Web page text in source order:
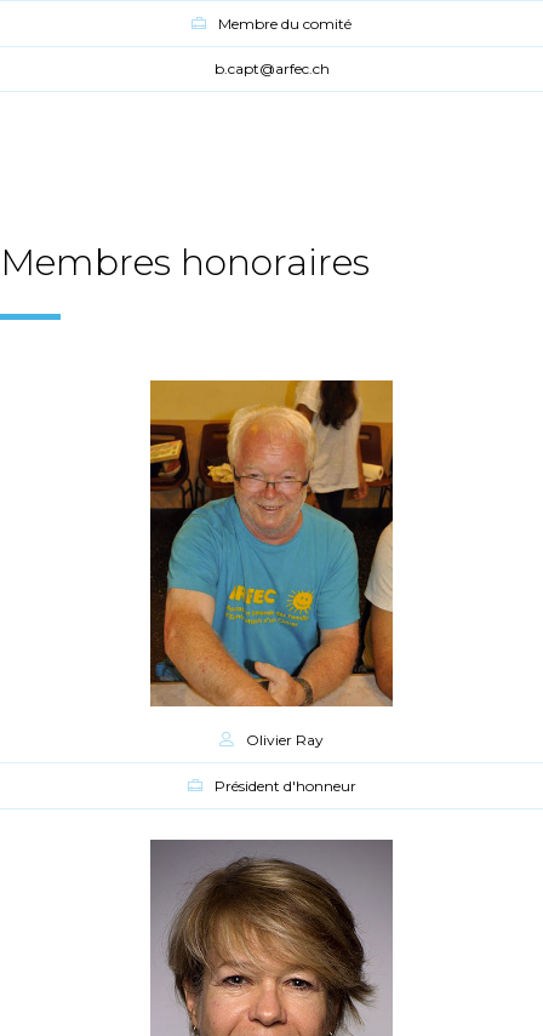
Membre du comité
b.capt@arfec.ch
Membres honoraires
Olivier Ray
Président d'honneur